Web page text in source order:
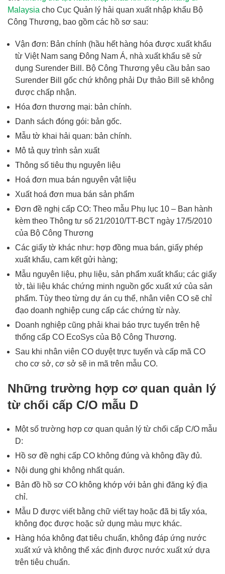
Malaysia cho Cục Quản lý hải quan xuất nhập khẩu Bộ
Công Thương, bao gồm các hồ sơ sau:
Vận đơn: Bản chính (hầu hết hàng hóa được xuất khẩu
từ Việt Nam sang Đông Nam Á, nhà xuất khẩu sẽ sử
dụng Surender Bill. Bộ Công Thương yêu cầu bản sao
Surender Bill gốc chứ không phải Dự thảo Bill sẽ không
được chấp nhận.
Hóa đơn thương mại: bản chính.
Danh sách đóng gói: bản gốc.
Mẫu tờ khai hải quan: bản chính.
Mô tả quy trình sản xuất
Thông số tiêu thụ nguyên liệu
Hoá đơn mua bán nguyên vật liệu
Xuất hoá đơn mua bán sản phẩm
Đơn đề nghị cấp CO: Theo mẫu Phụ lục 10 – Ban hành
kèm theo Thông tư số 21/2010/TT-BCT ngày 17/5/2010
của Bộ Công Thương
Các giấy tờ khác như: hợp đồng mua bán, giấy phép
xuất khẩu, cam kết gửi hàng;
Mẫu nguyên liệu, phụ liệu, sản phẩm xuất khẩu; các giấy
tờ, tài liệu khác chứng minh nguồn gốc xuất xứ của sản
phẩm. Tùy theo từng dự án cụ thể, nhân viên CO sẽ chỉ
đạo doanh nghiệp cung cấp các chứng từ này.
Doanh nghiệp cũng phải khai báo trực tuyến trên hệ
thống cấp CO EcoSys của Bộ Công Thương.
Sau khi nhân viên CO duyệt trực tuyến và cấp mã CO
cho cơ sở, cơ sở sẽ in mã trên mẫu CO.
Những trường hợp cơ quan quản lý
từ chối cấp C/O mẫu D
Một số trường hợp cơ quan quản lý từ chối cấp C/O mẫu
D:
Hồ sơ đề nghị cấp CO không đúng và không đầy đủ.
Nội dung ghi không nhất quán.
Bản đồ hồ sơ CO không khớp với bản ghi đăng ký địa
chỉ.
Mẫu D được viết bằng chữ viết tay hoặc đã bị tẩy xóa,
không đọc được hoặc sử dụng màu mực khác.
Hàng hóa không đạt tiêu chuẩn, không đáp ứng nước
xuất xứ và không thể xác định được nước xuất xứ dựa
trên tiêu chuẩn.